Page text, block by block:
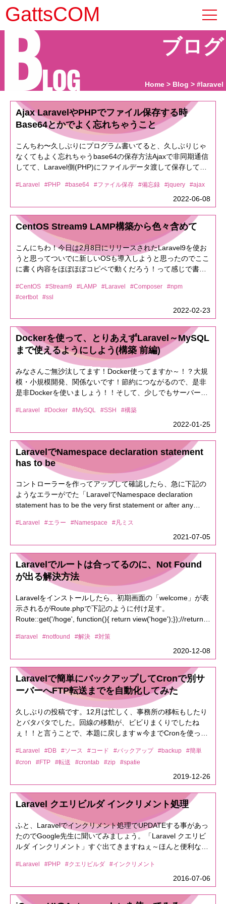
GattsCOM
ブログ
BLOG Home Blog #laravel
Ajax LaravelやPHPでファイル保存する時
Base64とかでよく忘れちゃうこと
こんちわ〜久しぶりにプログラム書いてると、久しぶりじゃ
なくてもよく忘れちゃうbase64の保存方法Ajaxで非同期通信
してて、Laravel側(PHP)にファイルデータ渡して保存してる
イル名', $data);// PHPプレーンに書くなら
file_put_contents('ファイル名', base64_decode($data));作っ
たファイルをダウンロードして、見てみるとファイルは開け
ません！って怒られるあれれ？って思ってあ〜そうだった。
base64_decodeしてねぇや。Storage::put('ファイル名',
base64_decode($data));// PHPプレーンに書くなら
file_put_contents('ファイル名', base64_decode($data));ダウ
ンロードして・・・ファイルは開けまてん！！あれぇぇえ
ぇ〜？ってなること良くあるある。送信したファイルについ
てる下の呪文を取り除くのよく忘れる。
data:application/pdf;base64,data:image/png;base64,ってこ
削除してからbase64_decodeして保存しないとダメってこと
ですよね。ちゅーことで〜今回はPDFとして〜$str_rep =
'data:application/pdf;base64,';$data =
base64_decode(str_replace($str_rep, '',
$image_data));Storage::put($file_name.'.pdf', $data);ふぅ〜
無事ダウンロードして開けました。まじで、久々に書いてた
ら忘れること多いなぁ・・・・
#Laravel #PHP #base64 #ファイル保存 #備忘録 #jquery #ajax
2022-06-08
CentOS Stream9 LAMP構築から色々含めて
こんにちわ！今日は2月8日にリリースされたLaravel9を使お
うと思ってついでに新しいOSも導入しようと思ったのでここ
に書く内容をほぼほぼコピペで動くだろう！って感じで書い
certbot(let's encrypt)なども含めてご紹介します。【構成】
CentOS Stream9 (さくらVPS)Apache：2.4PHP：
8.0MySQL：8.0Laravel：9.1Composer：2.2.6npm：
Larave9は必須条件がPHP8以上でしたので、どうせならと思
いOSも最新の物にしようと考えました。さくらVPSのコンパ
ネから、OSをCentOS Stream9を選択してサクッとインスー
ルします。インストールが終わったら、sshで接続します。こ
の時、OSを入れる際に注意書きでrootユーザーではなく
centosってユーザーが自動で作られます。rootユーザーでは
直接接続ができなくなります。(あとで設定で変更できます
が、それは別のお話しで)あ、それからCentOS7などまで使わ
も見慣れないと思いますが気にせず進めて行きましょう！#
https://dl.fedoraproject.org/pub/epel/epel-release-latest-
9.noarch.rpm# Remiの追加dnf install
https://rpms.remirepo.net/enterprise/remi-release-9.rpmdnf
config-manager --set-enabled remisshでログインの際に、変
な文章出てくるのでcockpitは削除しておきましょう。## 不要
なサービスの停止・削除# cockpitの削除dnf remove -y
う## Firewallの設定# Firewallをスタートさせるsystemctl
start firewalld# 使わないサービスのポートを閉じる(cockpitと
dhcpv6-client)firewall-cmd --remove-service=cockpit --
permanentfirewall-cmd --remove-service=dhcpv6-client --
permanent# HTTP(80/tcp) と HTTPS(443/tcp) を許可してお
きますfirewall-cmd --add-port=80/tcp --permanentfirewall-
cmd --add-port=443/tcp --permanentFirewalldを再起動し
て、設定が反映されているか確認しましょう# firewall 再起動
firewall-cmd --reload# Firewallの確認firewall-cmd --list-all続
けてApacheのインストールです！## Apacheインストール
れたか確認しましょう。# インストールされたかバージョン
確認httpd -vバージョンが表示されてればOKです！＼(^o^)自
動起動をONにしましょう！# Apacheを自動起動設定
systemctl enable httpd続いて、PHPをインストールしましょ
う！ (8.0.13) 複数ライブラリもまとめてインストール# PHP
のインストールdnf install php php-common php-opcache
php-cli php-gd php-curl php-mysqlnd php-devel php-fpm
php-mbstring php-pdo php-intl php-xml php-pear php-pecl-
apcu php-soap php-zipインストールされたかバージョン確認
してみましょう！# バージョン確認 (表示されればOK)php -v
MySQLのインストールです# MySQLのインストール (8.0)dnf
-y install mysqldnf -y install mysql-serverインストールされて
るかバージョンの確認# バージョン確認 (表示されれば
MySQLも自動起動をONにしときましょう！# MySQLの自動
起動設定systemctl enable --now mysqld初期状態では、root
ユーザーがパスワードなしで MySQLに接続できるようにな
っていますのでパスワードを設定しましょう！
mysql_secure_installation --use-default#実行したら、パスワ
ードの入力を求められるのでパスワードを設定してください
設定したパスワードで入れるか確認# MySQLへ接続できるか
更する。mysql -uroot -p# パスワード入力でmysqlに接続され
ればOK！Sequel Proなどのツールを使っていると、接続でき
#CentOS #Stream9 #LAMP #Laravel #Composer
#npm
#certbot
#ssl
2022-02-23
Dockerを使って、とりあえずLaravel～MySQL
まで使えるようにしよう(構築 前編)
みなさんご無沙汰してます！Docker使ってますか～！？大規
模・小規模開発、関係ないです！節約につながるので、是非
是非Dockerを使いましょう！！そして、少しでもサーバー構
Windowsだと、すんなりインストールできる人とできない人
が居るかもです。Windowsでつまずいた人は、ここらへん見
るといいかも。Windows 10 + WSL 2 でDocker環境を構築す
る（Docker Desktop有料化対策）Windows docker起動エラ
ー（WSL2 利用）今回の記事では、サーバー知識なくてもと
りあえず、この手順通りやれば構築できるよ！？って感じで
お伝えできたらと思います～！！まずは、Dockerがないと話
しにならない！Dockerをインストールしましょう！（あ、
Docker＝ドッカーって読むみたいです）Docker公式サイト公
式サイトを開いたら右上にある『Get Started』へ移動しまし
ょう！そしたら、こんな画面になります。左の『Docker
ォルトでお使いのOSが選ばれてると思います。画像左の
『Download for Windows』って書いてる下向きになってるア
イコンからOS選択できるのでそこから選んで見ましょう。
AppleのM1チップをお持ちの方は、Apple Chipを選択してく
ださい。macの方CPUの確認は『アップルマーク → このMac
について』を押すとわかりますよダウンロード完了したら、
インストールしてください。無事インストールが終わったら
アプリを起動しましょう。※ Windowsの方は、ここで再起動
しろと言われます・・・（Windowsのこう言う所うざいっす
よね。右上あたりにクジラのアイコンが出てると思いま
す！！クジラアイコンをクリックして画像部分が緑になって
たら起動成功です。おめでとうございまーーーーーーー
す！！！続いて、コンテナを作っていきましょう。（コンテ
ナを作る準備をしましょう！）
#Laravel #Docker #MySQL #SSH #構築
2022-01-25
LaravelでNamespace declaration statement
has to be
コントローラーを作ってアップして確認したら、急に下記の
ようなエラーがでた「LaravelでNamespace declaration
statement has to be the very first statement or after any
見直しても治らないと、時間を食うのも嫌なので取りあええ
ずグーグル先生に<?phpの前に何も書いたらダメよってエラ
ーらしいです。1行目の改行を消すとちゃんと動きました。
#Laravel #エラー #Namespace #凡ミス
2021-07-05
Laravelでルートは合ってるのに、Not Found
が出る解決方法
Laravelをインストールしたら、初期画面の「welcome」が表
示されるがRoute.phpで下記のように付け足す。
Route::get('/hoge', function(){ return view('hoge');});//return
態でURL「localhost/hoge」にアクセスしてもNot Foundと表
示されている考えられる理由・.htaccess・httpd.confの設定■
.htaccessの設定。初期状態のLaravelルート/public/.htaccess
を見てみる。特に問題がない。■ httpd.confの設定<directory
"/var/www/html"> AllowOverride None # Allow open
access: Require all granted</directory>こいつだ！！！
AllowOverride None ↓AllowOverride Allへ変更してhttpd
再起動。無事に表示されました。原因はこれ以外にも、ある
と思いますが私はこれで治りました〜もし、困っている方居
たらお問い合わせください。お問い合わせは画面右下にアイ
#laravel #notfound #解決 #対策
2020-12-08
Laravelで簡単にバックアップしてCronで別サ
ーバーへFTP転送までを自動化してみた
久しぶりの投稿です。12月は忙しく、事務所の移転もしたり
とバタバタでした。回線の移動が、ビビりまくりでしたね
ぇ！！と言うことで、本題に戻しますｗ今までCronを使って
Laravelには凄く便利なバックアップ方法がありましたので、
そちらを共有したいと思います！！//SSHで下記実行(Laravel
のルートへ移動して実行してくださいね)composer require
"spatie/laravel-backup:5.*"spatie/laravel-backup:5.* ← 5.*は
Larave V5系ならこれ。Laravel 6系ならspatie/laravel-
backup:5.* → spatie/laravel-backupとしてください。実行し
たら、だらだら〜とインストールが始まってPackage
manifest generated successfully.って出たら完了です次に//同
じくSSHのLaravelルートで実行してください。php artisan
vendor:publish --
provider="Spatie\Backup\BackupServiceProvider"とすると、
は、特に触らなくても問題ないです。一応実行だけしときま
#Laravel #DB #ソース #コード #バックアップ #backup
#簡単
#cron
#FTP #転送 #crontab #zip #spatie
2019-12-26
Laravel クエリビルダ インクリメント処理
ふと、Laravelでインクリメント処理でUPDATEする事があっ
たのでGoogle先生に聞いてみましょう。「Laravel クエリビ
ルダ インクリメント」すぐ出てきますねぇ～ほんと便利な世
>increment('cnt');たったこれだけで、idと言うフィールドを
検索して対象となる「cnt」ってフィールドのカウントをイン
クリメントしてくれます。超簡単。Laravelダイスキ
#Laravel #PHP #クエリビルダ #インクリメント
2016-07-06